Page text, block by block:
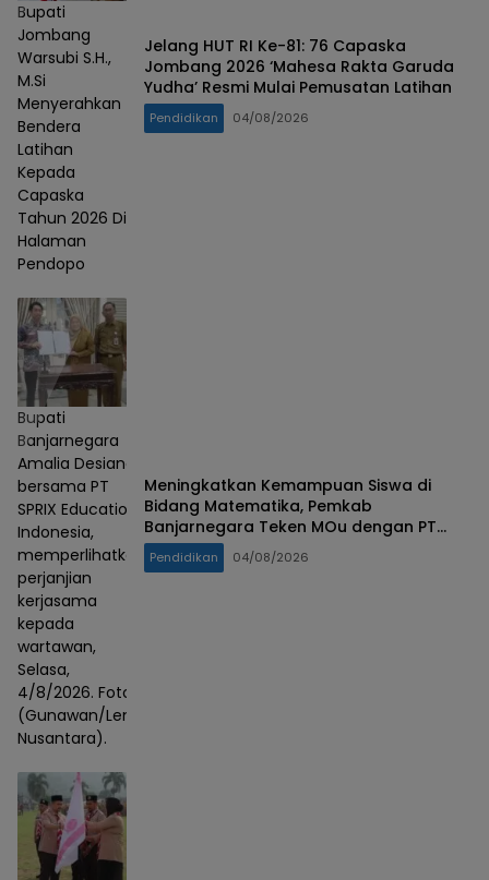
Bupati
Jombang
Warsubi S.H.,
M.Si
Menyerahkan
Bendera
Latihan
Kepada
Capaska
Tahun 2026 Di
Halaman
Pendopo
Jelang HUT RI Ke-81: 76 Capaska
Jombang 2026 ‘Mahesa Rakta Garuda
Yudha’ Resmi Mulai Pemusatan Latihan
Pendidikan 04/08/2026
Bupati
Banjarnegara
Amalia Desiana
bersama PT
SPRIX Education
Indonesia,
memperlihatkan
perjanjian
kerjasama
kepada
wartawan,
Selasa,
4/8/2026. Foto :
(Gunawan/Lensa
Nusantara).
Meningkatkan Kemampuan Siswa di
Bidang Matematika, Pemkab
Banjarnegara Teken MOu dengan PT
SPRIX Asal Jepang
Pendidikan 04/08/2026